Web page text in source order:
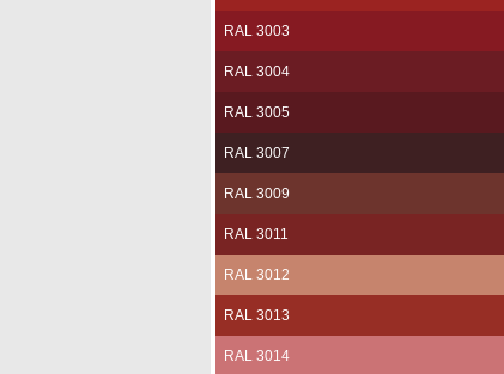
RAL 3003
RAL 3004
RAL 3005
RAL 3007
RAL 3009
RAL 3011
RAL 3012
RAL 3013
RAL 3014